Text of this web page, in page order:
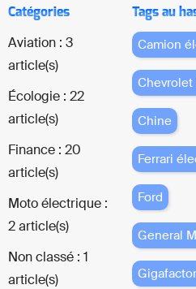
Catégories
Aviation : 3
article(s)
Écologie : 22
article(s)
Finance : 20
article(s)
Moto électrique :
2 article(s)
Non classé : 1
article(s)
Tags au
Camion
Chevrolet
Chine
Ferrari
Ford
General